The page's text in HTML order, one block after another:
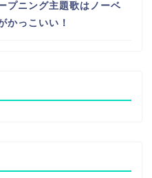
プニング主題歌はノーベ
かっこいい！